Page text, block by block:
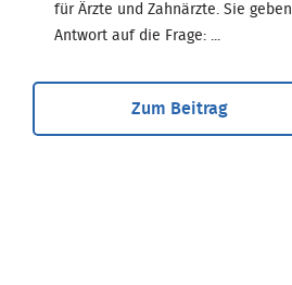
für Ärzte und Zahnärzte. Sie geben
Antwort auf die Frage: ...
Zum Beitrag